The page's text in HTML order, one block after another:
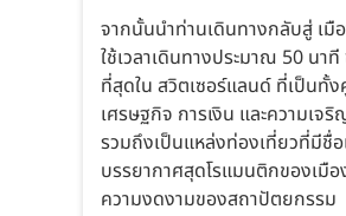
จากนั้นนำท่านเดินทางกลับสู่ เ
ใช้เวลาเดินทางประมาณ 50 นา
ที่สุดใน สวิตเซอร์แลนด์ ที่เป็นทั้
เศรษฐกิจ การเงิน และความเจ
รวมถึงเป็นแหล่งท่องเที่ยวที่มีชื่
บรรยากาศสุดโรแมนติกของเมือ
ความงดงามของสถาปัตยกรรม